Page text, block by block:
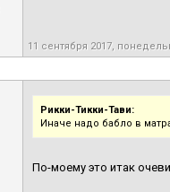
11 сентября 2017,
Рикки-Тикки-Тави:
Иначе надо бабло в
По-моему это итак